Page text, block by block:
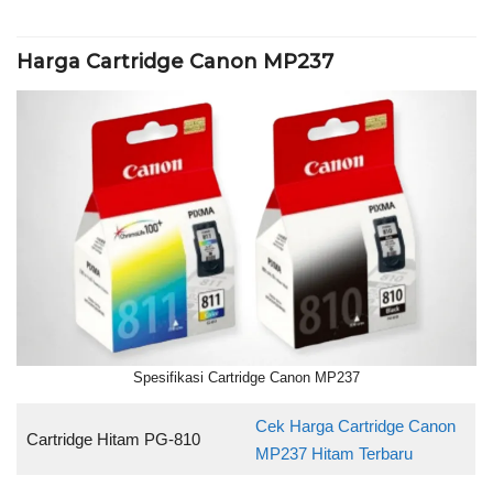
Harga Cartridge Canon MP237
Spesifikasi Cartridge Canon MP237
Cartridge Hitam PG-810
Cek Harga Cartridge Canon
MP237 Hitam Terbaru